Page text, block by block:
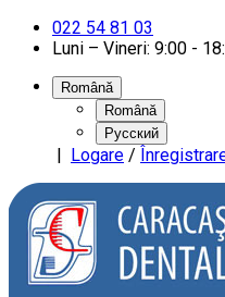
022 54 81 03
Luni – Vineri: 9:00 -
Română
Română
Русский
| Logare /